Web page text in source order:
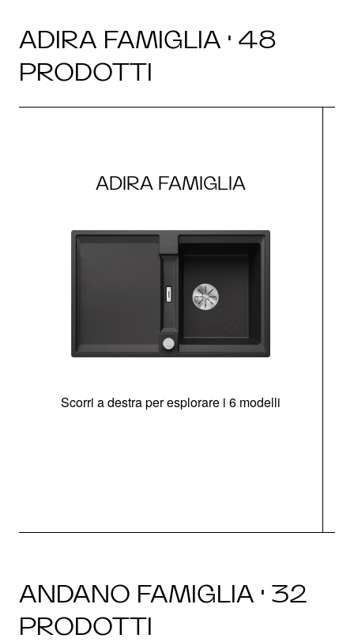
ADIRA FAMIGLIA · 48
PRODOTTI
ADIRA FAMIGLIA
Scorri a destra per esplorare i 6 modelli
ANDANO FAMIGLIA · 32
PRODOTTI